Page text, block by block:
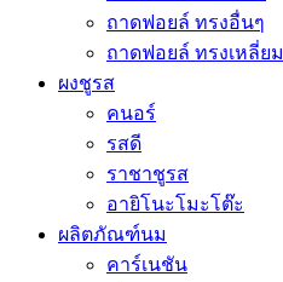
ถาดฟอยล์ ทรงอื่นๆ
ถาดฟอยล์ ทรงเหลี่ยม
ผงชูรส
คนอร์
รสดี
ราชาชูรส
อายิโนะโมะโต๊ะ
ผลิตภัณฑ์นม
คาร์เนชัน